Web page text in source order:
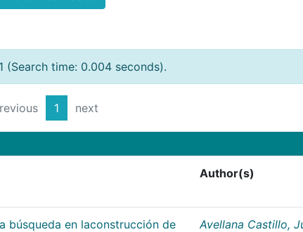
(Search time: 0.004 seconds).
1 next
Author(s)
búsqueda en laconstrucción de
Avellana Castillo,